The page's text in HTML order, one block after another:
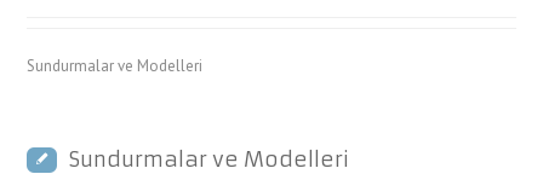
Sundurmalar ve Modelleri
Sundurmalar ve Modelleri